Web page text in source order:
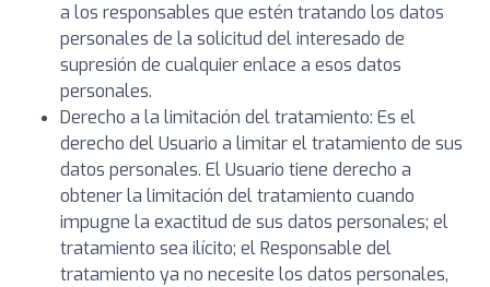
a los responsables que estén tratando los datos
personales de la solicitud del interesado de
supresión de cualquier enlace a esos datos
personales.
Derecho a la limitación del tratamiento: Es el
derecho del Usuario a limitar el tratamiento de sus
datos personales. El Usuario tiene derecho a
obtener la limitación del tratamiento cuando
impugne la exactitud de sus datos personales; el
tratamiento sea ilícito; el Responsable del
tratamiento ya no necesite los datos personales,